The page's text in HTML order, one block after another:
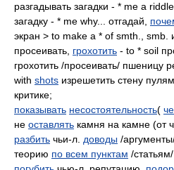
разгадывать загадки - * me a
загадку - * me why... отгадай,
экран > to make a * of smth., smb.
просеивать, грохотить - to * soil
грохотить /просеивать/ пшеницу
with shots изрешетить стену
критике;
показывать несостоятельность(
не оставлять камня на камне (от
разбить чьи-л. доводы /
теорию по всем пунктам /